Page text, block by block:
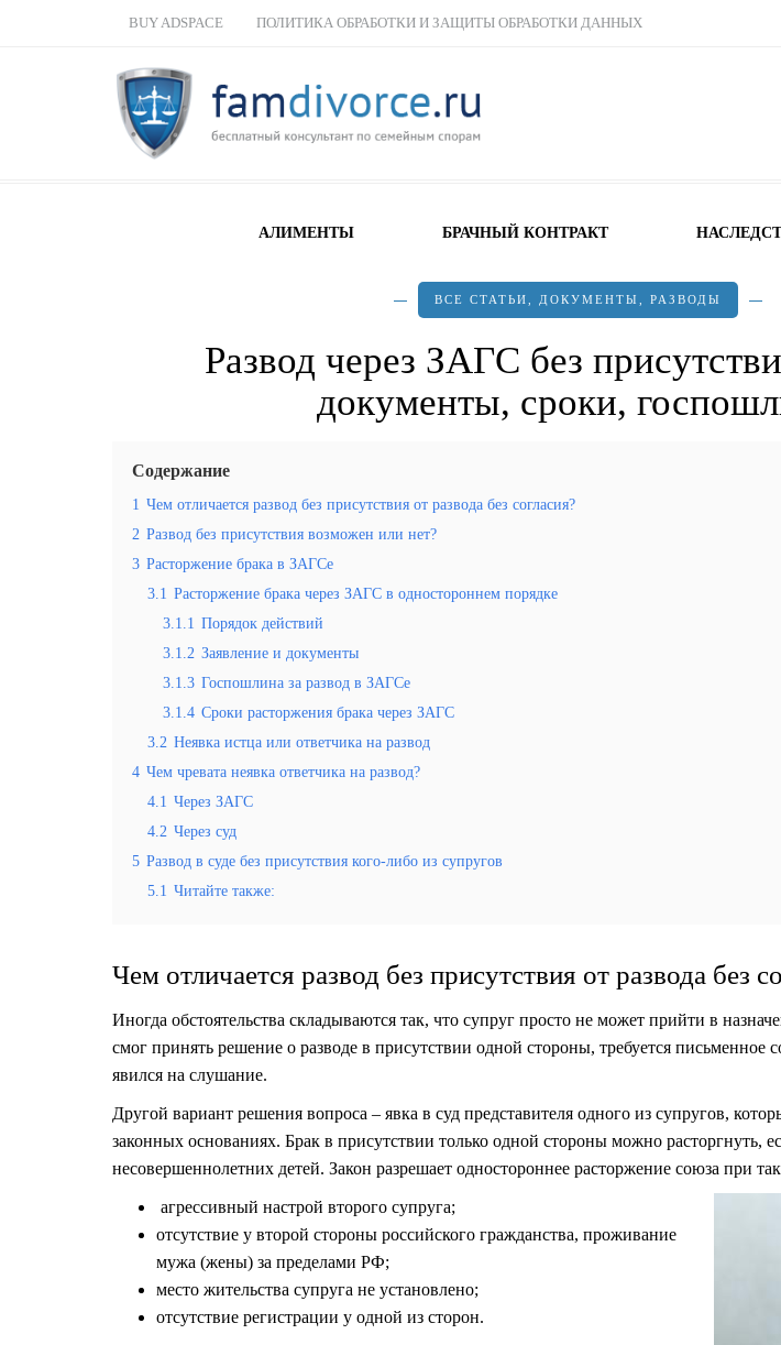
BUY ADSPACE ПОЛИТИКА ОБРАБОТКИ И ЗАЩИТЫ ОБРАБОТКИ ДАННЫХ
АЛИМЕНТЫ БРАЧНЫЙ КОНТРАКТ
ВСЕ СТАТЬИ ДОКУМЕНТЫ РАЗВОДЫ
Развод через ЗАГС без
документы, сроки,
Содержание
1 Чем отличается развод без присутствия от развода без согласия?
2 Развод без присутствия возможен или нет?
3 Расторжение брака в ЗАГСе
3.1 Расторжение брака через ЗАГС в одностороннем порядке
3.1.1 Порядок действий
3.1.2 Заявление и документы
3.1.3 Госпошлина за развод в ЗАГСе
3.1.4 Сроки расторжения брака через ЗАГС
3.2 Неявка истца или ответчика на развод
4 Чем чревата неявка ответчика на развод?
4.1 Через ЗАГС
4.2 Через суд
5 Развод в суде без присутствия кого-либо из супругов
5.1 Читайте также:
Чем отличается развод без присутствия от развода без
Иногда обстоятельства складываются так, что супруг просто не может прийти в
смог принять решение о разводе в присутствии одной стороны, требуется письменное
явился на слушание.
Другой вариант решения вопроса – явка в суд представителя одного из супругов,
законных основаниях. Брак в присутствии только одной стороны можно расторгнуть,
несовершеннолетних детей. Закон разрешает одностороннее расторжение союза при
агрессивный настрой второго супруга;
отсутствие у второй стороны российского гражданства, проживание
мужа (жены) за пределами РФ;
место жительства супруга не установлено;
отсутствие регистрации у одной из сторон.